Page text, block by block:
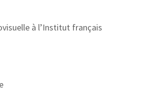
à l’Institut français